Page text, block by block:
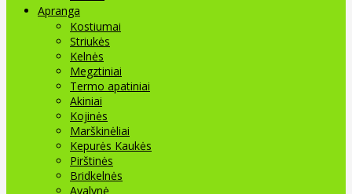
Apranga
Kostiumai
Striukės
Kelnės
Megztiniai
Termo apatiniai
Akiniai
Kojinės
Marškinėliai
Kepurės Kaukės
Pirštinės
Bridkelnės
Avalynė